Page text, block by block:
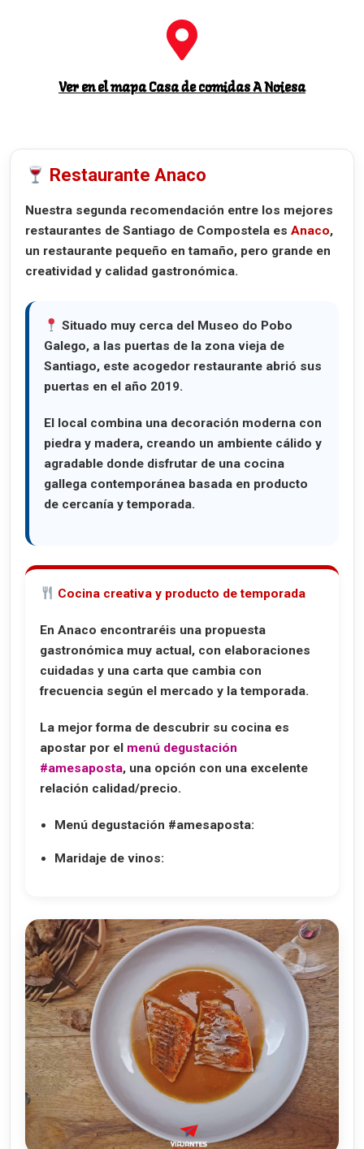
Ver en el mapa Casa de comidas A Noiesa
Restaurante Anaco
Nuestra segunda recomendación entre los mejores
restaurantes de Santiago de Compostela es Anaco,
un restaurante pequeño en tamaño, pero grande en
creatividad y calidad gastronómica.
Situado muy cerca del
Museo do Pobo
Galego, a las puertas de la zona vieja de
Santiago, este acogedor restaurante abrió sus
puertas en el año 2019.
El local combina una decoración moderna con
piedra y madera, creando un ambiente cálido y
agradable donde disfrutar de una cocina
gallega contemporánea basada en producto
de cercanía y temporada.
Cocina creativa y producto de temporada
En Anaco encontraréis una propuesta
gastronómica muy actual, con elaboraciones
cuidadas y una carta que cambia con
frecuencia según el mercado y la temporada.
La mejor forma de descubrir su cocina es
apostar por el menú degustación
#amesaposta, una opción con una excelente
relación calidad/precio.
Menú degustación #amesaposta:
Maridaje de vinos: